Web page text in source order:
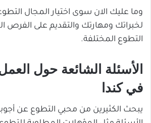
وما عليك الان سوى اختيار المجال
لخبراتك ومهارتك والتقديم على الفرص
التطوع المختلفة.
الأسئلة الشائعة حول
في كندا
يبحث الكثيرين من محبي التطوع عن